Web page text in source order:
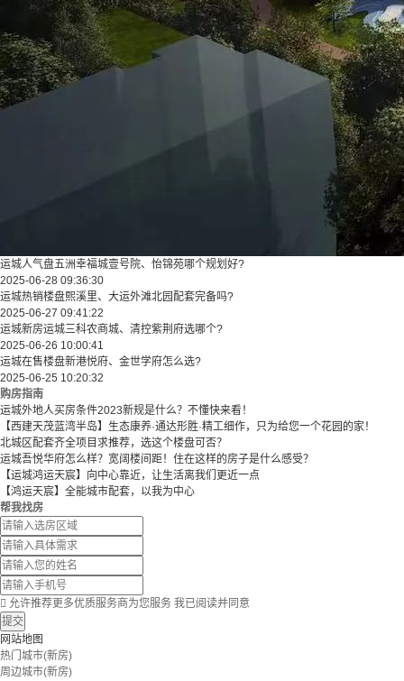
运城人气盘五洲幸福城壹号院、怡锦苑哪个规划好?
2025-06-28 09:36:30
运城热销楼盘熙溪里、大运外滩北园配套完备吗?
2025-06-27 09:41:22
运城新房运城三科农商城、清控紫荆府选哪个?
2025-06-26 10:00:41
运城在售楼盘新港悦府、金世学府怎么选?
2025-06-25 10:20:32
购房指南
运城外地人买房条件2023新规是什么？不懂快来看！
【西建天茂蓝湾半岛】生态康养·通达形胜·精工细作，只为给您一个花园的家！
北城区配套齐全项目求推荐，选这个楼盘可否？
运城吾悦华府怎么样？宽阔楼间距！住在这样的房子是什么感受？
【运城鸿运天宸】向中心靠近，让生活离我们更近一点
【鸿运天宸】全能城市配套，以我为中心
帮我找房
 允许推荐更多优质服务商为您服务 我已阅读并同意
提交
网站地图
热门城市(新房)
周边城市(新房)